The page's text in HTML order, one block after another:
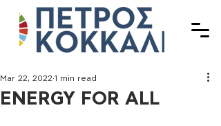
ENERGY FOR ALL
Mar 22, 2022 1 min read